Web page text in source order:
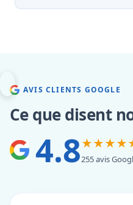
AVIS CLIENTS GOOGLE
Ce que disent
4.8255 avis